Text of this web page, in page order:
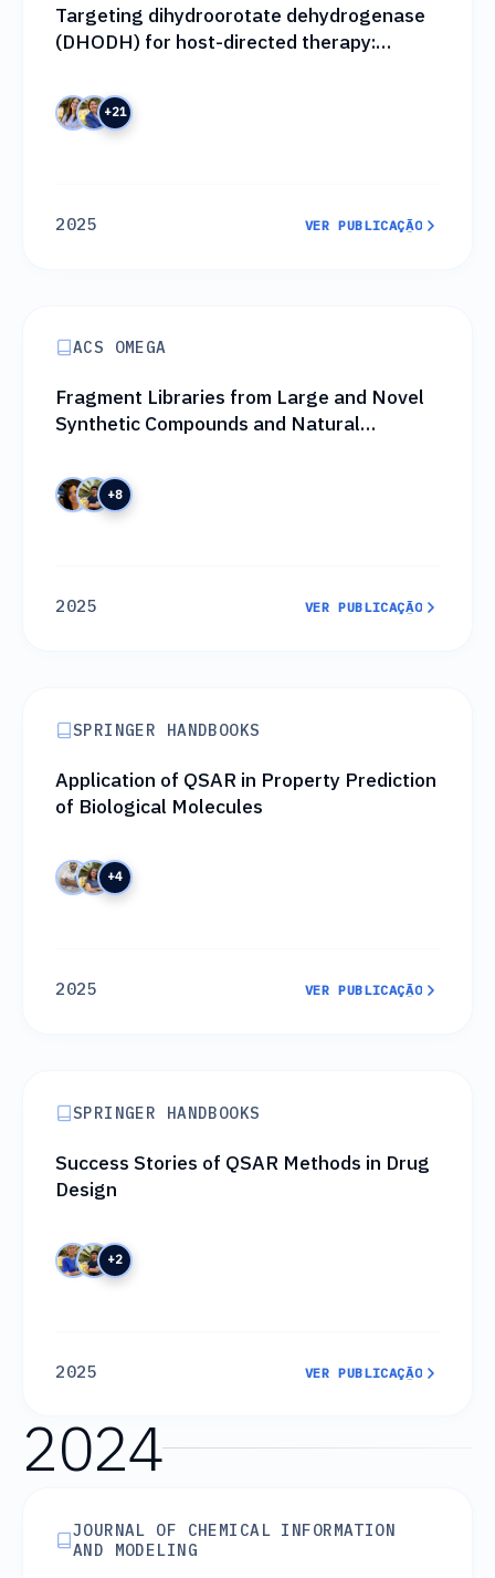
Targeting dihydroorotate dehydrogenase
(DHODH) for host-directed therapy:
inhibitor effective against SARS-CoV-2
+21
2025
VER PUBLICAÇÃO
VER PUBLICAÇÃO
ACS OMEGA
Fragment Libraries from Large and Novel
Synthetic Compounds and Natural
Analysis
+8
2025
VER PUBLICAÇÃO
SPRINGER HANDBOOKS
Application of QSAR in Property Prediction
of Biological Molecules
+4
2025
VER PUBLICAÇÃO
SPRINGER HANDBOOKS
Success Stories of QSAR Methods in Drug
Design
+2
2025
VER PUBLICAÇÃO
VER PUBLICAÇÃO
2024
JOURNAL OF CHEMICAL INFORMATION
AND MODELING